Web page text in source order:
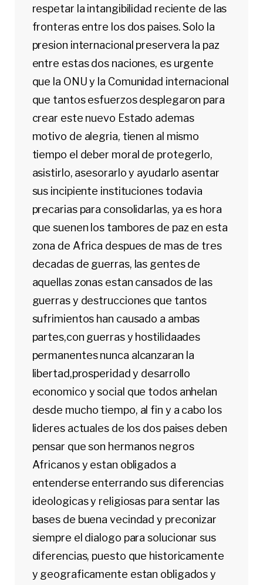
respetar la intangibilidad reciente de las
fronteras entre los dos paises. Solo la
presion internacional preservera la paz
entre estas dos naciones, es urgente
que la ONU y la Comunidad internacional
que tantos esfuerzos desplegaron para
crear este nuevo Estado ademas
motivo de alegria, tienen al mismo
tiempo el deber moral de protegerlo,
asistirlo, asesorarlo y ayudarlo asentar
sus incipiente instituciones todavia
precarias para consolidarlas, ya es hora
que suenen los tambores de paz en esta
zona de Africa despues de mas de tres
decadas de guerras, las gentes de
aquellas zonas estan cansados de las
guerras y destrucciones que tantos
sufrimientos han causado a ambas
partes,con guerras y hostilidaades
permanentes nunca alcanzaran la
libertad,prosperidad y desarrollo
economico y social que todos anhelan
desde mucho tiempo, al fin y a cabo los
lideres actuales de los dos paises deben
pensar que son hermanos negros
Africanos y estan obligados a
entenderse enterrando sus diferencias
ideologicas y religiosas para sentar las
bases de buena vecindad y preconizar
siempre el dialogo para solucionar sus
diferencias, puesto que historicamente
y geograficamente estan obligados y